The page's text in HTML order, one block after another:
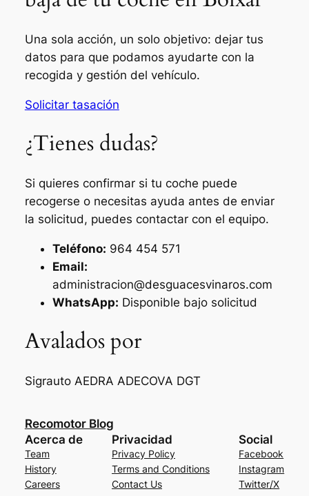
Una sola acción, un solo objetivo: dejar tus
datos para que podamos ayudarte con la
recogida y gestión del vehículo.
Solicitar tasación
¿Tienes dudas?
Si quieres confirmar si tu coche puede
recogerse o necesitas ayuda antes de enviar
la solicitud, puedes contactar con el equipo.
Teléfono: 964 454 571
Email:
administracion@desguacesvinaros.com
WhatsApp: Disponible bajo solicitud
Avalados por
Sigrauto AEDRA ADECOVA DGT
Recomotor Blog
Acerca de
Team
History
Careers
Privacidad
Privacy Policy
Terms and Conditions
Contact Us
Social
Facebook
Instagram
Twitter/X